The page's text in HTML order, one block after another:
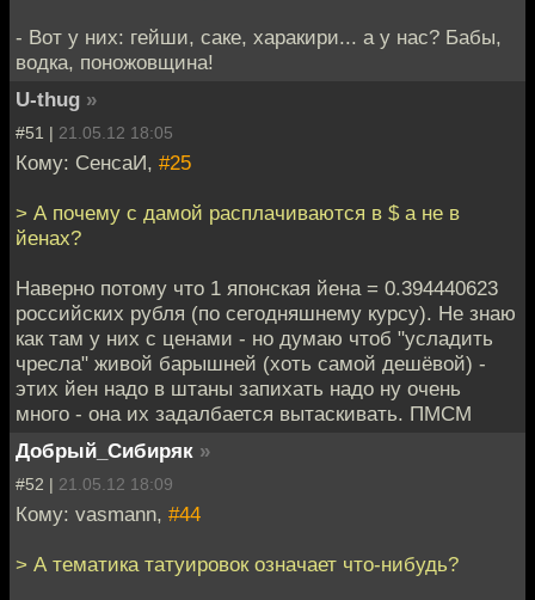
- Вот у них: гейши, саке, харакири... а у нас? Бабы,
водка, поножовщина!
U-thug »
#51 | 21.05.12 18:05
Кому: СенсаИ, #25
> А почему с дамой расплачиваются в $ а не в
йенах?
Наверно потому что 1 японская йена = 0.394440623
российских рубля (по сегодняшнему курсу). Не знаю
как там у них с ценами - но думаю чтоб "усладить
чресла" живой барышней (хоть самой дешёвой) -
этих йен надо в штаны запихать надо ну очень
много - она их задалбается вытаскивать. ПМСМ
Добрый_Сибиряк »
#52 | 21.05.12 18:09
Кому: vasmann, #44
> А тематика татуировок означает что-нибудь?